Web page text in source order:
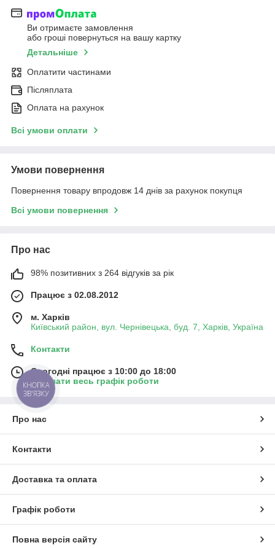
Ви отримаєте замовлення
або гроші повернуться на вашу картку
Детальніше
Оплатити частинами
Післяплата
Оплата на рахунок
Всі умови оплати
Умови повернення
Повернення товару впродовж 14 днів за рахунок покупця
Всі умови повернення
Про нас
98% позитивних з 264 відгуків за рік
Працює з 02.08.2012
м. Харків
Київський район, вул. Чернівецька, буд. 7, Харків, Україна
Контакти
Сьогодні працює з 10:00 до 18:00
Показати весь графік роботи
Про нас
Контакти
Доставка та оплата
Графік роботи
Повна версія сайту
КНОПКА
ЗВ'ЯЗКУ